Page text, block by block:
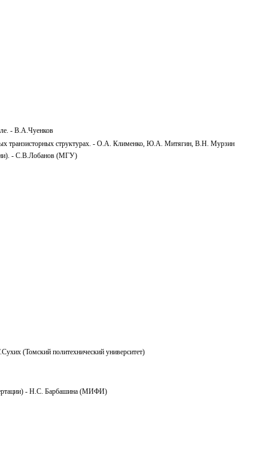
- В.А.Чуенков
транзисторных структурах. - О.А. Клименко, Ю.А. Митягин, В.Н. Мурзин
- С.В.Лобанов (МГУ)
(Томский политехнический университет)
- Н.С. Барбашина (МИФИ)